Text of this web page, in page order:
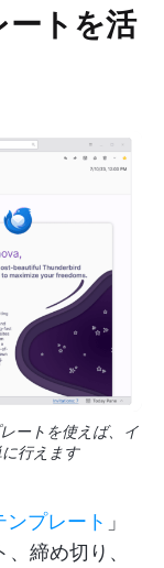
ートを活
ートを使えば、イ
行えます
プレート 」
締め切り、